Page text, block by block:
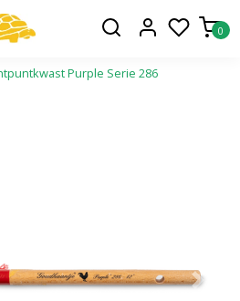
0
Purple Serie 286